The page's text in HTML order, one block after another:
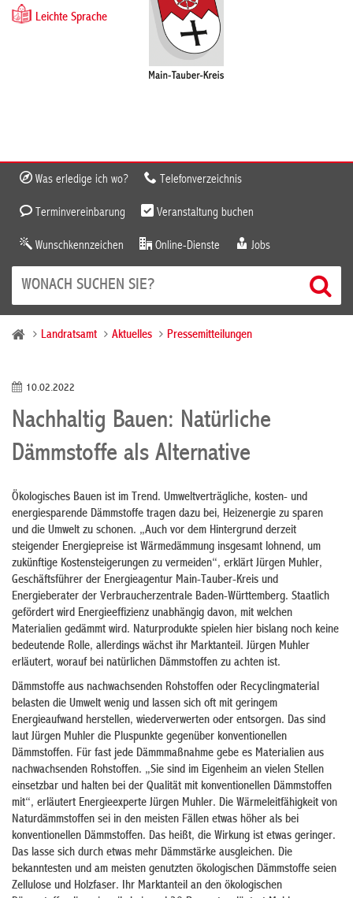
Leichte Sprache
Was erledige ich wo? Telefonverzeichnis
Terminvereinbarung Veranstaltung buchen
Wunschkennzeichen Online-Dienste Jobs
Landratsamt Aktuelles Pressemitteilungen
10.02.2022
Nachhaltig Bauen: Natürliche
Dämmstoffe als Alternative
Ökologisches Bauen ist im Trend. Umweltverträgliche, kosten- und
energiesparende Dämmstoffe tragen dazu bei, Heizenergie zu sparen
und die Umwelt zu schonen. „Auch vor dem Hintergrund derzeit
steigender Energiepreise ist Wärmedämmung insgesamt lohnend, um
zukünftige Kostensteigerungen zu vermeiden“, erklärt Jürgen Muhler,
Geschäftsführer der Energieagentur Main-Tauber-Kreis und
Energieberater der Verbraucherzentrale Baden-Württemberg. Staatlich
gefördert wird Energieeffizienz unabhängig davon, mit welchen
Materialien gedämmt wird. Naturprodukte spielen hier bislang noch keine
bedeutende Rolle, allerdings wächst ihr Marktanteil. Jürgen Muhler
erläutert, worauf bei natürlichen Dämmstoffen zu achten ist.
Dämmstoffe aus nachwachsenden Rohstoffen oder Recyclingmaterial
belasten die Umwelt wenig und lassen sich oft mit geringem
Energieaufwand herstellen, wiederverwerten oder entsorgen. Das sind
laut Jürgen Muhler die Pluspunkte gegenüber konventionellen
Dämmstoffen. Für fast jede Dämmmaßnahme gebe es Materialien aus
nachwachsenden Rohstoffen. „Sie sind im Eigenheim an vielen Stellen
einsetzbar und halten bei der Qualität mit konventionellen Dämmstoffen
mit“, erläutert Energieexperte Jürgen Muhler. Die Wärmeleitfähigkeit von
Naturdämmstoffen sei in den meisten Fällen etwas höher als bei
konventionellen Dämmstoffen. Das heißt, die Wirkung ist etwas geringer.
Das lasse sich durch etwas mehr Dämmstärke ausgleichen. Die
bekanntesten und am meisten genutzten ökologischen Dämmstoffe seien
Zellulose und Holzfaser. Ihr Marktanteil an den ökologischen